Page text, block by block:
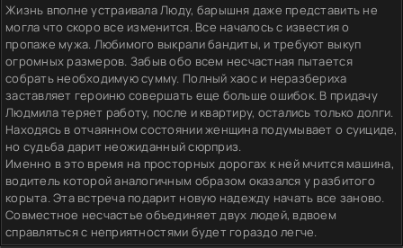
Жизнь вполне устраивала Люду, барышня даже представить не
могла что скоро все изменится. Все началось с известия о
пропаже мужа. Любимого выкрали бандиты, и требуют выкуп
огромных размеров. Забыв обо всем несчастная пытается
собрать необходимую сумму. Полный хаос и неразбериха
заставляет героиню совершать еще больше ошибок. В придачу
Людмила теряет работу, после и квартиру, остались только долги.
Находясь в отчаянном состоянии женщина подумывает о суициде,
но судьба дарит неожиданный сюрприз.
Именно в это время на просторных дорогах к ней мчится машина,
водитель которой аналогичным образом оказался у разбитого
корыта. Эта встреча подарит новую надежду начать все заново.
Совместное несчастье объединяет двух людей, вдвоем
справляться с неприятностями будет гораздо легче.